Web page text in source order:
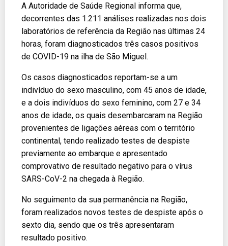
A Autoridade de Saúde Regional informa que,
decorrentes das 1.211 análises realizadas nos dois
laboratórios de referência da Região nas últimas 24
horas, foram diagnosticados três casos positivos
de COVID-19 na ilha de São Miguel.
Os casos diagnosticados reportam-se a um
indivíduo do sexo masculino, com 45 anos de idade,
e a dois indivíduos do sexo feminino, com 27 e 34
anos de idade, os quais desembarcaram na Região
provenientes de ligações aéreas com o território
continental, tendo realizado testes de despiste
previamente ao embarque e apresentado
comprovativo de resultado negativo para o vírus
SARS-CoV-2 na chegada à Região.
No seguimento da sua permanência na Região,
foram realizados novos testes de despiste após o
sexto dia, sendo que os três apresentaram
resultado positivo.